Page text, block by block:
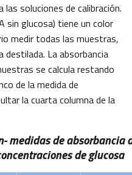
soluciones de calibración.
sin glucosa) tiene un color
medir todas las muestras,
destilada. La absorbancia
se calcula restando
de la medida de
la cuarta columna de la
medidas de absorbancia
de glucosa